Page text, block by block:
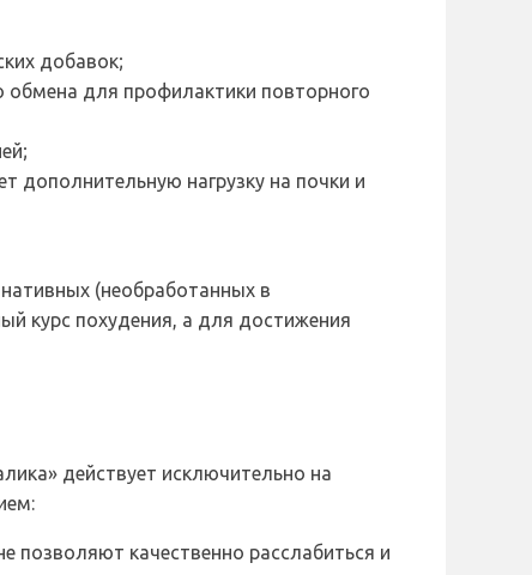
добавок;
для профилактики повторного
дополнительную нагрузку на почки и
(необработанных в
курс похудения, а для достижения
действует исключительно на
качественно расслабиться и